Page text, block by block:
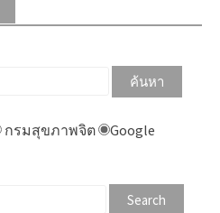
กรมสุขภาพจิต Google